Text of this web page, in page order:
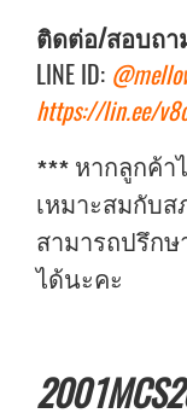
ติดต่อ/สอบถา
LINE ID:
https://lin.ee/
*** หากลูกค้า
เหมาะสมกับส
สามารถปรึก
ได้นะคะ